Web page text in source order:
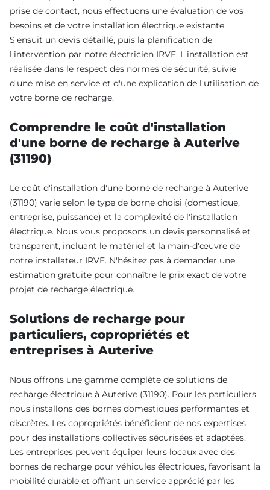
prise de contact, nous effectuons une évaluation de vos
besoins et de votre installation électrique existante.
S'ensuit un devis détaillé, puis la planification de
l'intervention par notre électricien IRVE. L'installation est
réalisée dans le respect des normes de sécurité, suivie
d'une mise en service et d'une explication de l'utilisation de
votre borne de recharge.
Comprendre le coût d'installation
d'une borne de recharge à Auterive
(31190)
Le coût d'installation d'une borne de recharge à Auterive
(31190) varie selon le type de borne choisi (domestique,
entreprise, puissance) et la complexité de l'installation
électrique. Nous vous proposons un devis personnalisé et
transparent, incluant le matériel et la main-d'œuvre de
notre installateur IRVE. N'hésitez pas à demander une
estimation gratuite pour connaître le prix exact de votre
projet de recharge électrique.
Solutions de recharge pour
particuliers, copropriétés et
entreprises à Auterive
Nous offrons une gamme complète de solutions de
recharge électrique à Auterive (31190). Pour les particuliers,
nous installons des bornes domestiques performantes et
discrètes. Les copropriétés bénéficient de nos expertises
pour des installations collectives sécurisées et adaptées.
Les entreprises peuvent équiper leurs locaux avec des
bornes de recharge pour véhicules électriques, favorisant la
mobilité durable et offrant un service apprécié par les